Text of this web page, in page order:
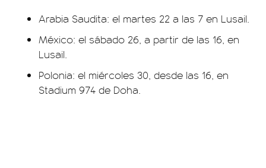
Arabia Saudita: el martes 22 a las 7 en Lusail.
México: el sábado 26, a partir de las 16, en
Lusail.
Polonia: el miércoles 30, desde las 16, en
Stadium 974 de Doha.